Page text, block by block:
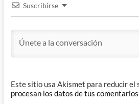
Suscribirse
Este sitio usa Akismet para reducir el
procesan los datos de tus comentarios.